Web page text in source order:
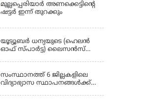
മുല്ലപ്പെരിയാര്‍ അണക്കെട്ടിൻ്റെ
ഷട്ടര്‍ ഇന്ന് തുറക്കും
യൂട്യൂബർ ധന്യയുടെ (ഹെലൻ
ഓഫ് സ്പാർട്ട) ലൈസൻസ്
സംസ്ഥാനത്ത് 6 ജില്ലകളിലെ
വിദ്യാഭ്യാസ സ്ഥാപനങ്ങൾക്ക്